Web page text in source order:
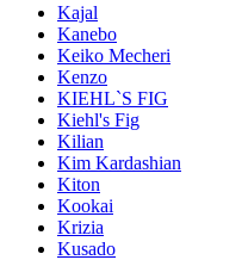
Kajal
Kanebo
Keiko Mecheri
Kenzo
KIEHL`S FIG
Kiehl's Fig
Kilian
Kim Kardashian
Kiton
Kookai
Krizia
Kusado